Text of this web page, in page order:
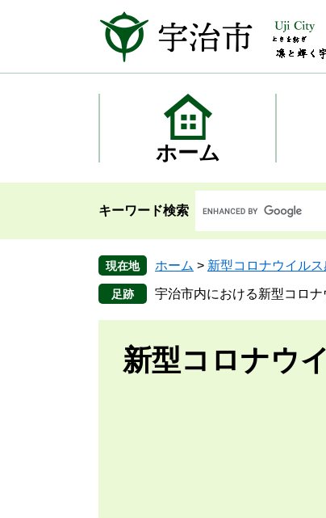
本
ホーム
キーワード検索
現在地 ホーム > 新型コロナウイル
宇治市内における新型コロ
新型コロナウ